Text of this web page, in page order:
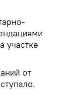
участке
от